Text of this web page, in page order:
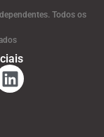
Todos os